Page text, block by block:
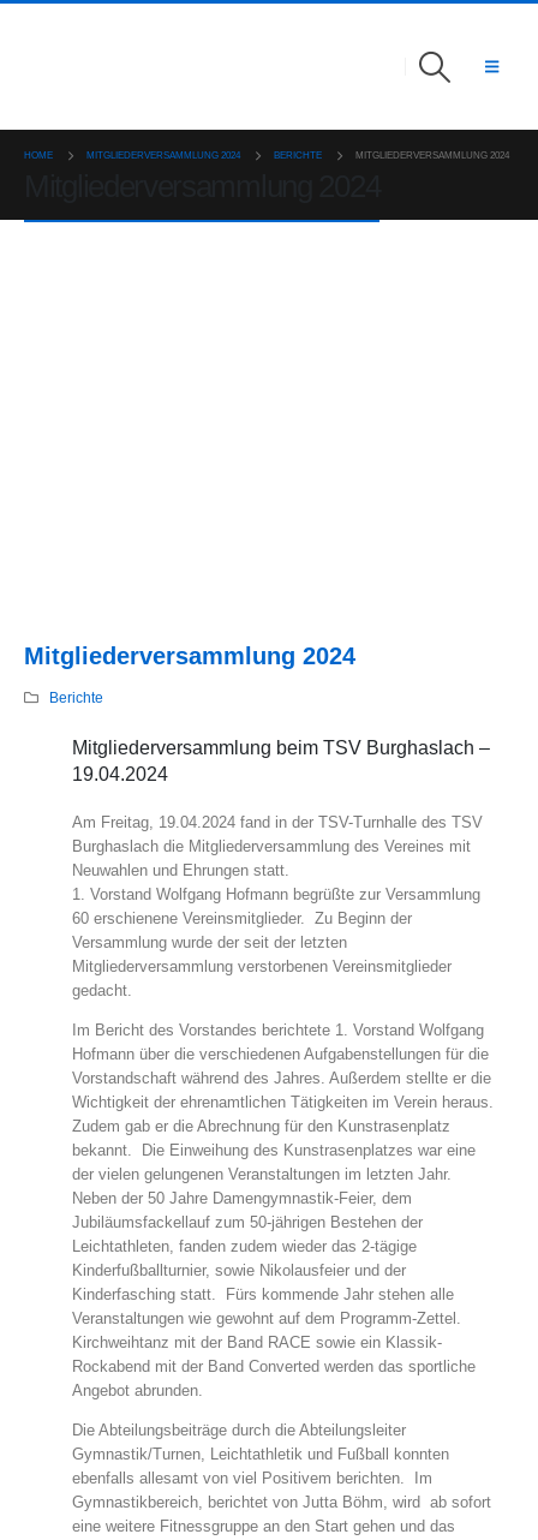
HOME MITGLIEDERVERSAMMLUNG 2024 BERICHTE MITGLIEDERVERSAMMLUNG 2024
Mitgliederversammlung 2024
Berichte
Mitgliederversammlung beim TSV Burghaslach –
19.04.2024
Am Freitag, 19.04.2024 fand in der TSV-Turnhalle des TSV
Burghaslach die Mitgliederversammlung des Vereines mit
Neuwahlen und Ehrungen statt.
1. Vorstand Wolfgang Hofmann begrüßte zur Versammlung
60 erschienene Vereinsmitglieder. Zu Beginn der
Versammlung wurde der seit der letzten
Mitgliederversammlung verstorbenen Vereinsmitglieder
gedacht.
Im Bericht des Vorstandes berichtete 1. Vorstand Wolfgang
Hofmann über die verschiedenen Aufgabenstellungen für die
Vorstandschaft während des Jahres. Außerdem stellte er die
Wichtigkeit der ehrenamtlichen Tätigkeiten im Verein heraus.
Zudem gab er die Abrechnung für den Kunstrasenplatz
bekannt. Die Einweihung des Kunstrasenplatzes war eine
der vielen gelungenen Veranstaltungen im letzten Jahr.
Neben der 50 Jahre Damengymnastik-Feier, dem
Jubiläumsfackellauf zum 50-jährigen Bestehen der
Leichtathleten, fanden zudem wieder das 2-tägige
Kinderfußballturnier, sowie Nikolausfeier und der
Kinderfasching statt. Fürs kommende Jahr stehen alle
Veranstaltungen wie gewohnt auf dem Programm-Zettel.
Kirchweihtanz mit der Band RACE sowie ein Klassik-
Rockabend mit der Band Converted werden das sportliche
Angebot abrunden.
Die Abteilungsbeiträge durch die Abteilungsleiter
Gymnastik/Turnen, Leichtathletik und Fußball konnten
ebenfalls allesamt von viel Positivem berichten. Im
Gymnastikbereich, berichtet von Jutta Böhm, wird ab sofort
eine weitere Fitnessgruppe an den Start gehen und das